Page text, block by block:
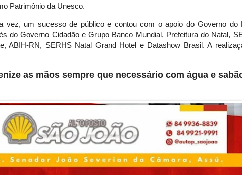
Patrimônio da Unesco.
vez, um sucesso de público e contou com o apoio do Governo do
do Governo Cidadão e Grupo Banco Mundial, Prefeitura do Natal,
ABIH-RN, SERHS Natal Grand Hotel e Datashow Brasil. A
as mãos sempre que necessário com água e